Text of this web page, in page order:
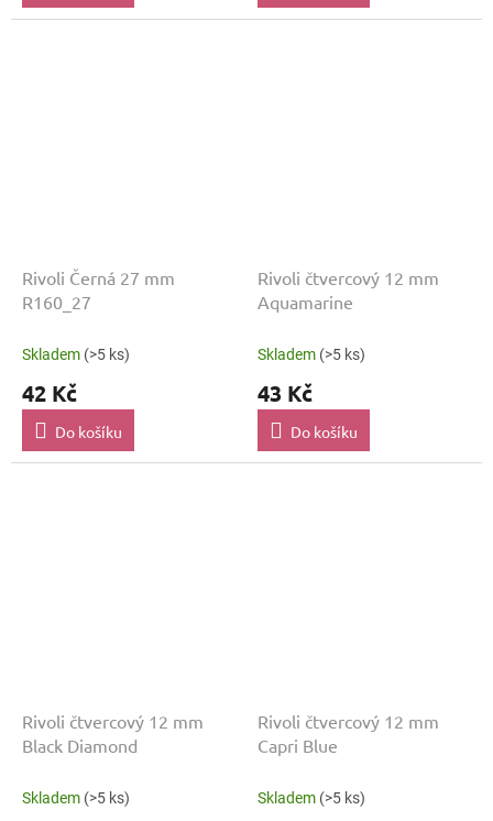
Rivoli Černá 27 mm
R160_27
Skladem (>5 ks)
42 Kč
Do košíku
Rivoli čtvercový 12 mm
Aquamarine
Skladem (>5 ks)
43 Kč
Do košíku
Rivoli čtvercový 12 mm
Black Diamond
Skladem (>5 ks)
Rivoli čtvercový 12 mm
Capri Blue
Skladem (>5 ks)